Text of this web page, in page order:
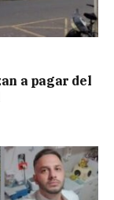
a pagar del